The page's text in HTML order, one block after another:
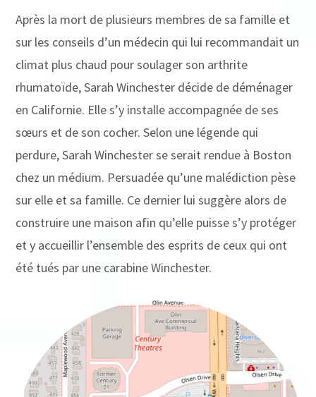
Après la mort de plusieurs membres de sa famille et
sur les conseils d’un médecin qui lui recommandait un
climat plus chaud pour soulager son arthrite
rhumatoïde, Sarah Winchester décide de déménager
en Californie. Elle s’y installe accompagnée de ses
sœurs et de son cocher. Selon une légende qui
perdure, Sarah Winchester se serait rendue à Boston
chez un médium. Persuadée qu’une malédiction pèse
sur elle et sa famille. Ce dernier lui suggère alors de
construire une maison afin qu’elle puisse s’y protéger
et y accueillir l’ensemble des esprits de ceux qui ont
été tués par une carabine Winchester.